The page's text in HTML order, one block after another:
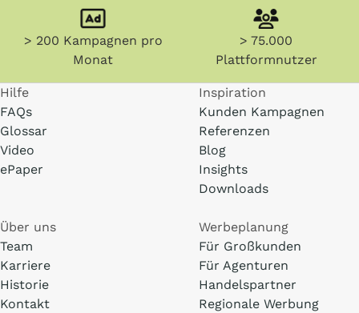
> 200 Kampagnen pro
Monat
> 75.000
Plattformnutzer
Hilfe
FAQs
Glossar
Video
ePaper
Inspiration
Kunden Kampagnen
Referenzen
Blog
Insights
Downloads
Über uns
Team
Karriere
Historie
Kontakt
Werbeplanung
Für Großkunden
Für Agenturen
Handelspartner
Regionale Werbung